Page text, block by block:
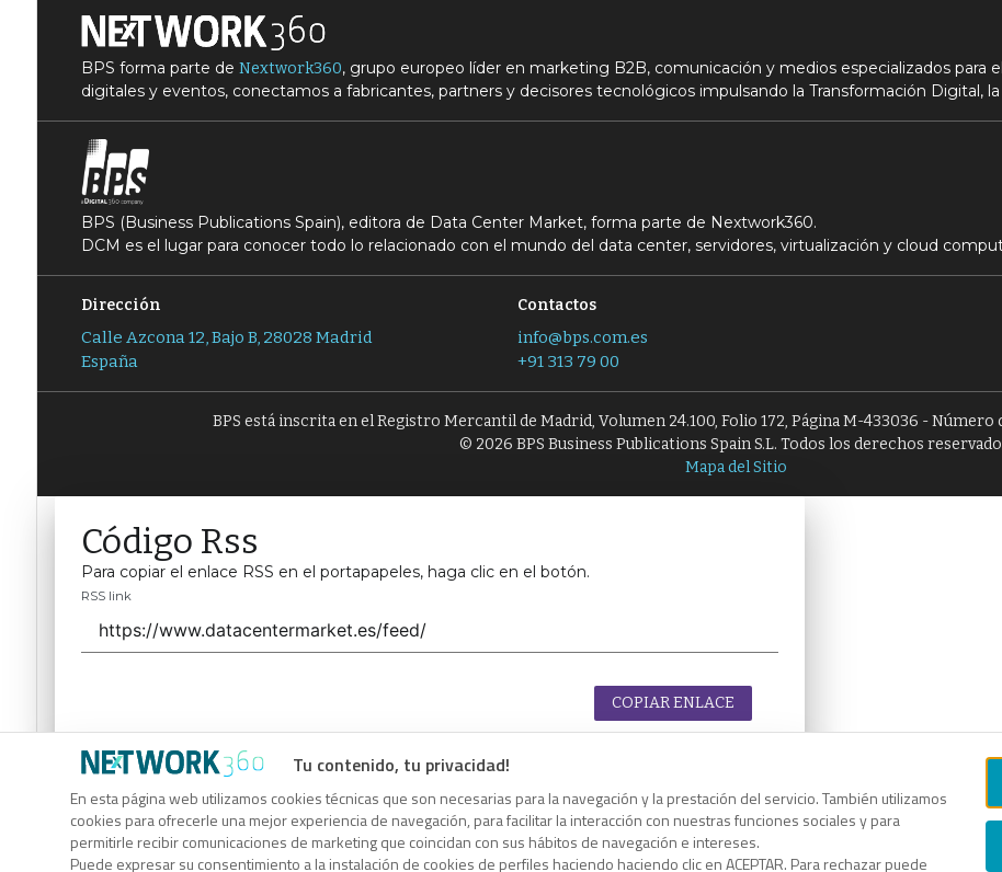
Tu contenido, tu privacidad!
En esta página web utilizamos cookies técnicas que son necesarias para la navegación y la prestación del servicio. También utilizamos
cookies para ofrecerle una mejor experiencia de navegación, para facilitar la interacción con nuestras funciones sociales y para
permitirle recibir comunicaciones de marketing que coincidan con sus hábitos de navegación e intereses.
Puede expresar su consentimiento a la instalación de cookies de perfiles haciendo haciendo clic en ACEPTAR. Para rechazar puede
BPS forma parte de Nextwork360, grupo europeo líder en marketing B2B, comunicación y medios especializados para
digitales y eventos, conectamos a fabricantes, partners y decisores tecnológicos impulsando la Transformación Digital,
BPS (Business Publications Spain), editora de Data Center Market, forma parte de Nextwork360.
DCM es el lugar para conocer todo lo relacionado con el mundo del data center, servidores, virtualización y cloud
Dirección
Calle Azcona 12, Bajo B, 28028 Madrid
España
Contactos
info@bps.com.es
+91 313 79 00
BPS está inscrita en el Registro Mercantil de Madrid, Volumen 24.100, Folio 172, Página M-433036 -
© 2026 BPS Business Publications Spain S.L. Todos los derechos
Mapa del Sitio
Código Rss
Para copiar el enlace RSS en el portapapeles, haga clic en el botón.
RSS link
COPIAR ENLACE
Código Rss
Para copiar el enlace RSS en el portapapeles, haga clic en el botón.